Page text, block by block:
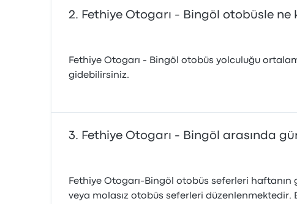
Fethiye Otogarı - Bingöl otobüsle ne
Fethiye Otogarı - Bingöl otobüs yolculuğu
gidebilirsiniz.
Fethiye Otogarı - Bingöl arasında
Fethiye Otogarı-Bingöl otobüs seferleri
veya molasız otobüs seferleri düzenlenmektedir.